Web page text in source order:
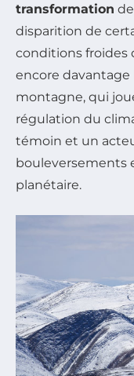
transformation
disparition de
conditions froides
encore davantage
montagne, qui
régulation du
témoin et un
bouleversements
planétaire.